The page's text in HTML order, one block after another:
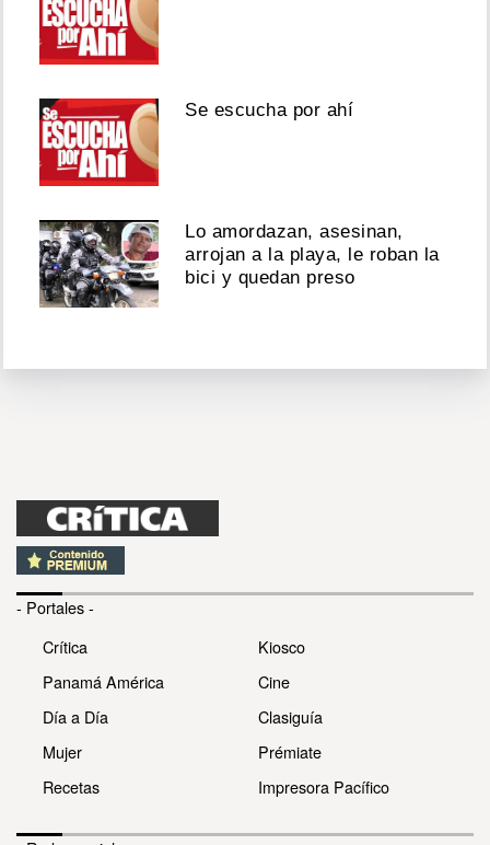
Se escucha por ahí
Lo amordazan, asesinan,
arrojan a la playa, le roban la
bici y quedan preso
- Portales -
Crítica
Panamá América
Día a Día
Mujer
Recetas
Kiosco
Cine
Clasiguía
Prémiate
Impresora Pacífico